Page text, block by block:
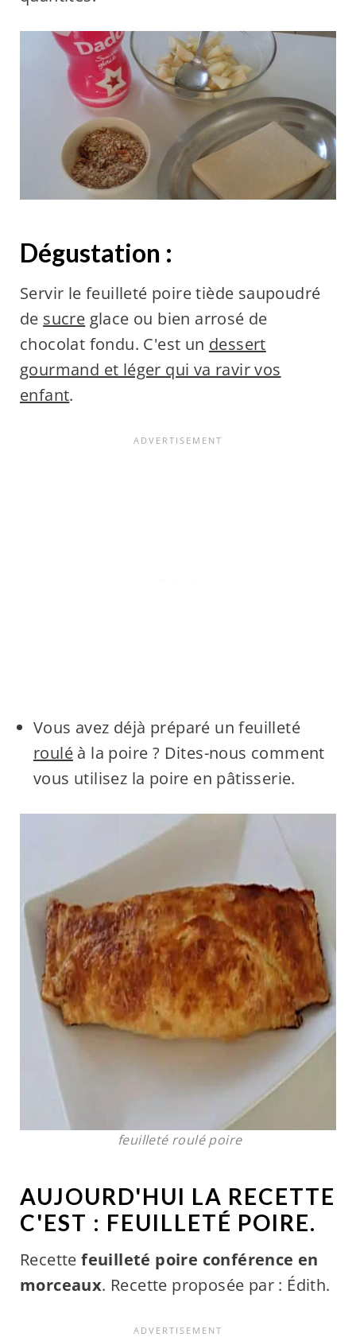
Dégustation :
Servir le feuilleté poire tiède saupoudré
de sucre glace ou bien arrosé de
chocolat fondu. C'est un dessert
gourmand et léger qui va ravir vos
enfant.
Vous avez déjà préparé un feuilleté
rouléà la poire ? Dites-nous comment
vous utilisez la poire en pâtisserie.
feuilleté roulé poire
AUJOURD'HUI LA RECETTE
C'EST : FEUILLETÉ POIRE.
Recettefeuilleté poire conférence en
morceaux. Recette proposée par : Édith.